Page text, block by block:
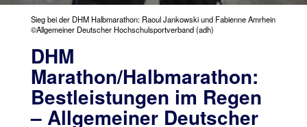
Sieg bei der DHM Halbmarathon: Raoul Jankowski und Fabienne Amrhein
©Allgemeiner Deutscher Hochschulsportverband (adh)
DHM
Marathon/Halbmarathon:
Bestleistungen im Regen
– Allgemeiner Deutscher